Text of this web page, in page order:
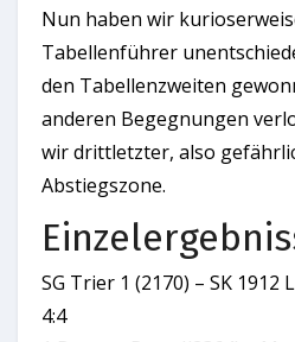
Nun haben wir
Tabellenführer
den Tabellenzweiten
anderen Begegnungen
wir drittletzter, also
Abstiegszone.
SG Trier 1 (2170) – SK 1912
4:4